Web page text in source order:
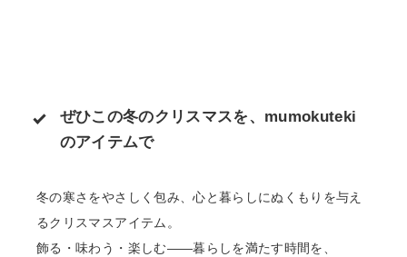
ぜひこの冬のクリスマスを、mumokuteki
のアイテムで
冬の寒さをやさしく包み、心と暮らしにぬくもりを与え
るクリスマスアイテム。
飾る・味わう・楽しむ――暮らしを満たす時間を、